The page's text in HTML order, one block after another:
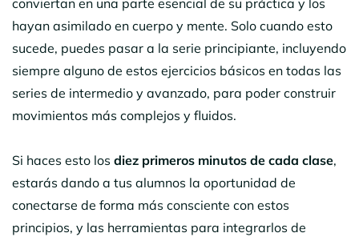
hayan asimilado en cuerpo y mente. Solo cuando esto
sucede, puedes pasar a la serie principiante, incluyendo
siempre alguno de estos ejercicios básicos en todas las
series de intermedio y avanzado, para poder construir
movimientos más complejos y fluidos.
Si haces esto los diez primeros minutos de cada clase,
estarás dando a tus alumnos la oportunidad de
conectarse de forma más consciente con estos
principios, y las herramientas para integrarlos de